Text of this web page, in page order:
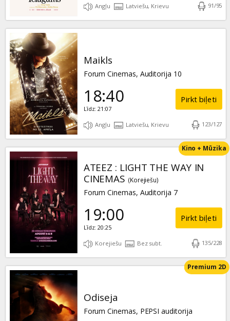
Angļu Latviešu, Krievu 91/95
Maikls
Forum Cinemas, Auditorija 10
18:40
Līdz: 21:07
Pirkt biļeti
Angļu Latviešu, Krievu 123/127
ATEEZ : LIGHT THE WAY IN
CINEMAS (Korejiešu)
Forum Cinemas, Auditorija 7
Kino + Mūzika
19:00
Līdz: 20:25
Pirkt biļeti
Korejiešu Bez subt. 135/228
Odiseja
Forum Cinemas, PEPSI auditorija
Premium 2D